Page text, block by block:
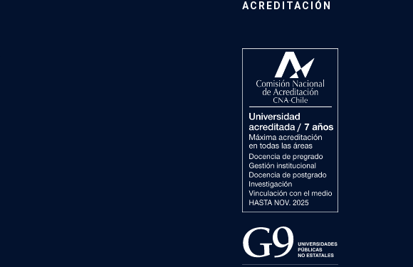
ACREDITACIÓN